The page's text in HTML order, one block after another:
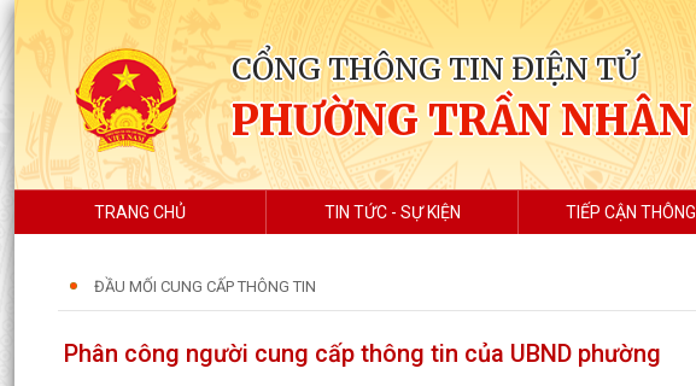
CỔNG THÔNG TIN ĐIỆN TỬ
PHƯỜNG TRẦN
TRANG CHỦ TIN TỨC - SỰ KIỆN TIẾP CẬN
ĐẦU MỐI CUNG CẤP THÔNG TIN
Phân công người cung cấp thông tin của UBND phường